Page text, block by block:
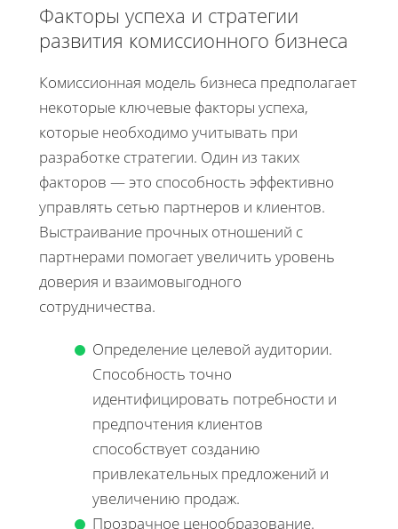
Факторы успеха и стратегии
развития комиссионного бизнеса
Комиссионная модель бизнеса предполагает
некоторые ключевые факторы успеха,
которые необходимо учитывать при
разработке стратегии. Один из таких
факторов — это способность эффективно
управлять сетью партнеров и клиентов.
Выстраивание прочных отношений с
партнерами помогает увеличить уровень
доверия и взаимовыгодного
сотрудничества.
Определение целевой аудитории.
Способность точно
идентифицировать потребности и
предпочтения клиентов
способствует созданию
привлекательных предложений и
увеличению продаж.
Прозрачное ценообразование.